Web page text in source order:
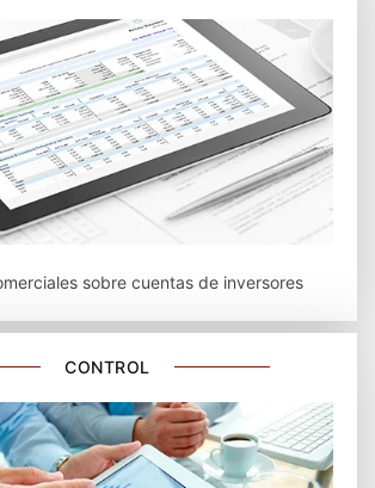
sobre cuentas de inversores
CONTROL